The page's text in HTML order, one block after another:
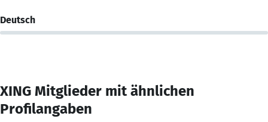
Deutsch
XING Mitglieder mit ähnlichen
Profilangaben